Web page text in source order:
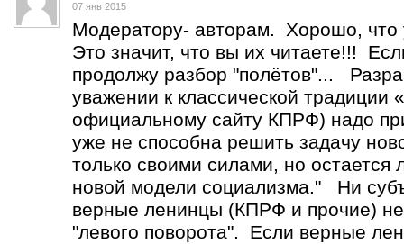
07 янв 2015
Модератору- авторам. Хорошо, что
Это значит, что вы их читаете!!!
продолжу разбор "полётов"...
уважении к классической традиции
официальному сайту КПРФ) надо
уже не способна решить задачу
только своими силами, но
новой модели социализма." Ни
верные ленинцы (КПРФ и прочие)
"левого поворота". Если верные